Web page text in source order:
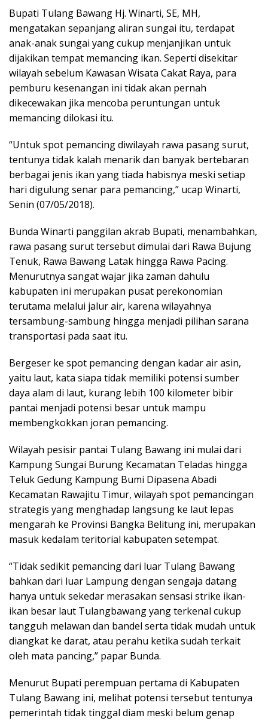
Bupati Tulang Bawang Hj. Winarti, SE, MH,
mengatakan sepanjang aliran sungai itu, terdapat
anak-anak sungai yang cukup menjanjikan untuk
dijakikan tempat memancing ikan. Seperti disekitar
wilayah sebelum Kawasan Wisata Cakat Raya, para
pemburu kesenangan ini tidak akan pernah
dikecewakan jika mencoba peruntungan untuk
memancing dilokasi itu.
“Untuk spot pemancing diwilayah rawa pasang surut,
tentunya tidak kalah menarik dan banyak bertebaran
berbagai jenis ikan yang tiada habisnya meski setiap
hari digulung senar para pemancing,” ucap Winarti,
Senin (07/05/2018).
Bunda Winarti panggilan akrab Bupati, menambahkan,
rawa pasang surut tersebut dimulai dari Rawa Bujung
Tenuk, Rawa Bawang Latak hingga Rawa Pacing.
Menurutnya sangat wajar jika zaman dahulu
kabupaten ini merupakan pusat perekonomian
terutama melalui jalur air, karena wilayahnya
tersambung-sambung hingga menjadi pilihan sarana
transportasi pada saat itu.
Bergeser ke spot pemancing dengan kadar air asin,
yaitu laut, kata siapa tidak memiliki potensi sumber
daya alam di laut, kurang lebih 100 kilometer bibir
pantai menjadi potensi besar untuk mampu
membengkokkan joran pemancing.
Wilayah pesisir pantai Tulang Bawang ini mulai dari
Kampung Sungai Burung Kecamatan Teladas hingga
Teluk Gedung Kampung Bumi Dipasena Abadi
Kecamatan Rawajitu Timur, wilayah spot pemancingan
strategis yang menghadap langsung ke laut lepas
mengarah ke Provinsi Bangka Belitung ini, merupakan
masuk kedalam teritorial kabupaten setempat.
“Tidak sedikit pemancing dari luar Tulang Bawang
bahkan dari luar Lampung dengan sengaja datang
hanya untuk sekedar merasakan sensasi strike ikan-
ikan besar laut Tulangbawang yang terkenal cukup
tangguh melawan dan bandel serta tidak mudah untuk
diangkat ke darat, atau perahu ketika sudah terkait
oleh mata pancing,” papar Bunda.
Menurut Bupati perempuan pertama di Kabupaten
Tulang Bawang ini, melihat potensi tersebut tentunya
pemerintah tidak tinggal diam meski belum genap